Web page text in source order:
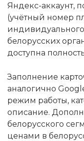
Яндекс-аккаунт,
(учётный номер
белорусских
доступна
Заполнение
аналогично
режим работы,
описание.
белорусского
ценами в